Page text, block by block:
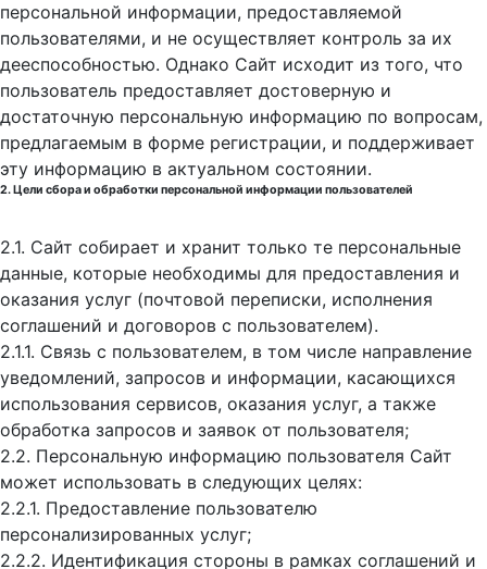
персональной информации, предоставляемой
пользователями, и не осуществляет контроль за их
дееспособностью. Однако Сайт исходит из того, что
пользователь предоставляет достоверную и
достаточную персональную информацию по вопросам,
предлагаемым в форме регистрации, и поддерживает
эту информацию в актуальном состоянии.
2. Цели сбора и обработки персональной информации пользователей
2.1. Сайт собирает и хранит только те персональные
данные, которые необходимы для предоставления и
оказания услуг (почтовой переписки, исполнения
соглашений и договоров с пользователем).
2.1.1. Связь с пользователем, в том числе направление
уведомлений, запросов и информации, касающихся
использования сервисов, оказания услуг, а также
обработка запросов и заявок от пользователя;
2.2. Персональную информацию пользователя Сайт
может использовать в следующих целях:
2.2.1. Предоставление пользователю
персонализированных услуг;
2.2.2. Идентификация стороны в рамках соглашений и